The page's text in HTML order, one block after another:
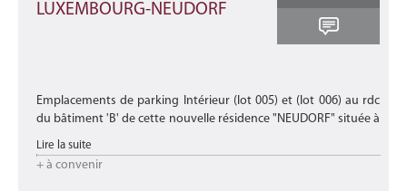
LUXEMBOURG-NEUDORF
Emplacements de parking Intérieur (lot 005) et (lot 006) au rdc
du bâtiment 'B' de cette nouvelle résidence "NEUDORF" située à
Luxembourg-Neudorf dans un écrin de verdure proche des
axes autoro ...
Lire la suite
+ à convenir